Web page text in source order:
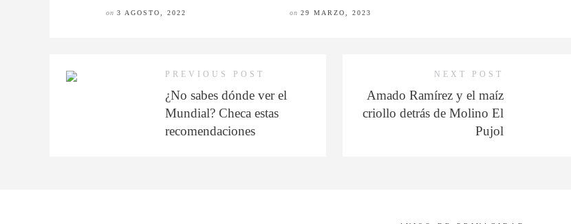
on 3 AGOSTO, 2022 on 29 MARZO, 2023
PREVIOUS POST
¿No sabes dónde ver el
Mundial? Checa estas
recomendaciones
NEXT POST
Amado Ramírez y el maíz
criollo detrás de Molino El
Pujol